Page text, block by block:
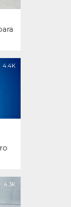
4.4K
4.3K